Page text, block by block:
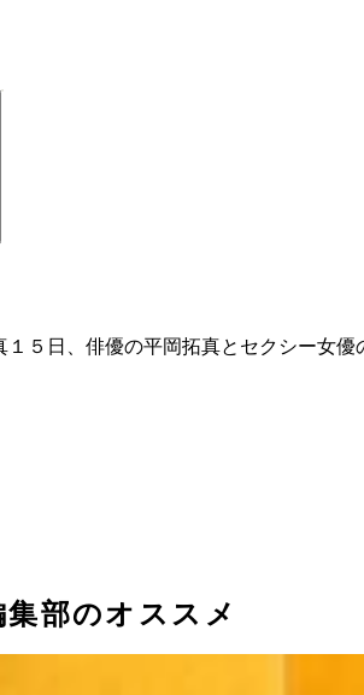
５日、俳優の平岡拓真とセクシー女
集部のオススメ